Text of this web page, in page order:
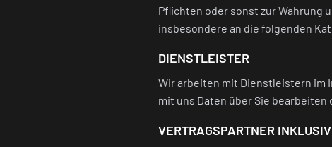
Pflichten oder sonst zur Wahrung
insbesondere an die folgenden
DIENSTLEISTER
Wir arbeiten mit Dienstleistern im
mit uns Daten über Sie
VERTRAGSPARTNER